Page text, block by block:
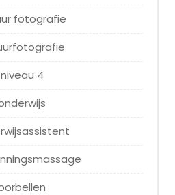
fotografie
niveau 4